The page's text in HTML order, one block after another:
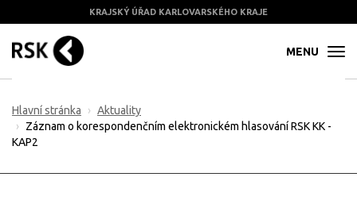
KRAJSKÝ ÚŘAD KARLOVARSKÉHO KRAJE
MENU
Hlavní stránka
Aktuality
Záznam o korespondenčním elektronickém hlasování RSK KK -
KAP2